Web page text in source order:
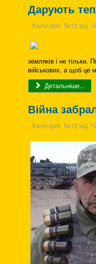
Дарують
Категорія: №12 від
земляків і не тільки.
військових, а щоб це
Детальніше...
Війна
Категорія: №12 від